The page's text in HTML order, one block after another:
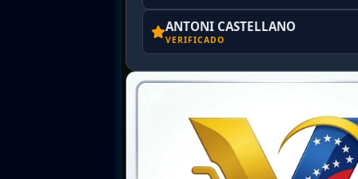
ANTONI CASTELLANO
VERIFICADO